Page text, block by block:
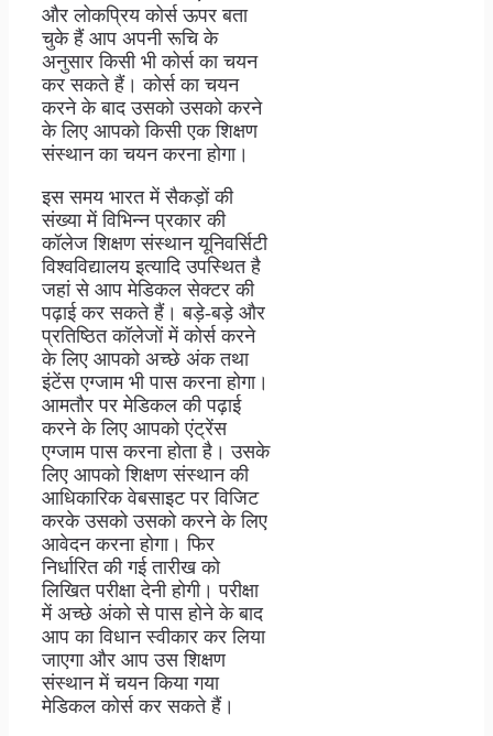
और लोकप्रिय कोर्स ऊपर बता
चुके हैं आप अपनी रूचि के
अनुसार किसी भी कोर्स का चयन
कर सकते हैं। कोर्स का चयन
करने के बाद उसको उसको करने
के लिए आपको किसी एक शिक्षण
संस्थान का चयन करना होगा।
इस समय भारत में सैकड़ों की
संख्या में विभिन्न प्रकार की
कॉलेज शिक्षण संस्थान यूनिवर्सिटी
विश्वविद्यालय इत्यादि उपस्थित है
जहां से आप मेडिकल सेक्टर की
पढ़ाई कर सकते हैं। बड़े-बड़े और
प्रतिष्ठित कॉलेजों में कोर्स करने
के लिए आपको अच्छे अंक तथा
इंटेंस एग्जाम भी पास करना होगा।
आमतौर पर मेडिकल की पढ़ाई
करने के लिए आपको एंट्रेंस
एग्जाम पास करना होता है। उसके
लिए आपको शिक्षण संस्थान की
आधिकारिक वेबसाइट पर विजिट
करके उसको उसको करने के लिए
आवेदन करना होगा। फिर
निर्धारित की गई तारीख को
लिखित परीक्षा देनी होगी। परीक्षा
में अच्छे अंको से पास होने के बाद
आप का विधान स्वीकार कर लिया
जाएगा और आप उस शिक्षण
संस्थान में चयन किया गया
मेडिकल कोर्स कर सकते हैं।